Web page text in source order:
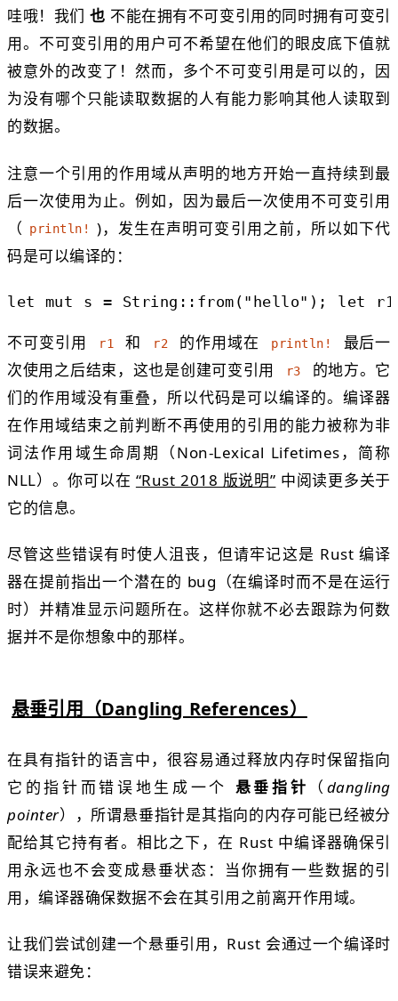
哇哦！我们也 不能在拥有不可变引用的同时拥有可变引
用。不可变引用的用户可不希望在他们的眼皮底下值就
被意外的改变了！然而，多个不可变引用是可以的，因
为没有哪个只能读取数据的人有能力影响其他人读取到
的数据。
注意一个引用的作用域从声明的地方开始一直持续到最
后一次使用为止。例如，因为最后一次使用不可变引用
（
println!
)，发生在声明可变引用之前，所以如下代
码是可以编译的：
let mut s = String :: from ( "hello" ); let r1
不可变引用 r1 和 r2 的作用域在 println!
最后一
次使用之后结束，这也是创建可变引用
r3
的地方。它
们的作用域没有重叠，所以代码是可以编译的。编译器
在作用域结束之前判断不再使用的引用的能力被称为非
词法作用域生命周期（Non-Lexical Lifetimes，简称
NLL）。你可以在 “Rust 2018 版说明” 中阅读更多关于
它的信息。
尽管这些错误有时使人沮丧，但请牢记这是 Rust 编译
器在提前指出一个潜在的 bug（在编译时而不是在运行
时）并精准显示问题所在。这样你就不必去跟踪为何数
据并不是你想象中的那样。
悬垂引用（Dangling References）
在具有指针的语言中，很容易通过释放内存时保留指向
它的指针而错误地生成一个 悬垂指针 （ dangling
pointer），所谓悬垂指针是其指向的内存可能已经被分
配给其它持有者。相比之下，在 Rust 中编译器确保引
用永远也不会变成悬垂状态：当你拥有一些数据的引
用，编译器确保数据不会在其引用之前离开作用域。
让我们尝试创建一个悬垂引用，Rust 会通过一个编译时
错误来避免：